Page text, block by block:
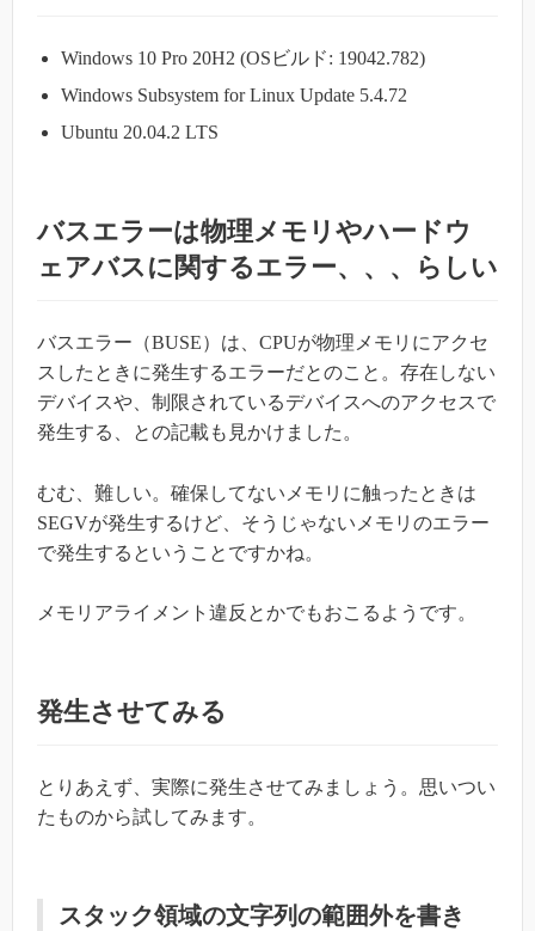
Windows 10 Pro 20H2 (OSビルド: 19042.782)
Windows Subsystem for Linux Update 5.4.72
Ubuntu 20.04.2 LTS
バスエラーは物理メモリやハードウ
ェアバスに関するエラー、、、らしい
バスエラー（BUSE）は、CPUが物理メモリにアクセ
スしたときに発生するエラーだとのこと。存在しない
デバイスや、制限されているデバイスへのアクセスで
発生する、との記載も見かけました。
むむ、難しい。確保してないメモリに触ったときは
SEGVが発生するけど、そうじゃないメモリのエラー
で発生するということですかね。
メモリアライメント違反とかでもおこるようです。
発生させてみる
とりあえず、実際に発生させてみましょう。思いつい
たものから試してみます。
スタック領域の文字列の範囲外を書き